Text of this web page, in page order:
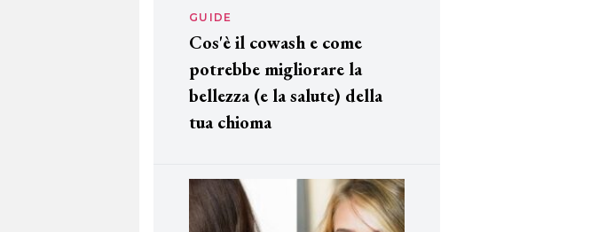
GUIDE
Cos'è il cowash e come
potrebbe migliorare la
bellezza (e la salute) della
tua chioma